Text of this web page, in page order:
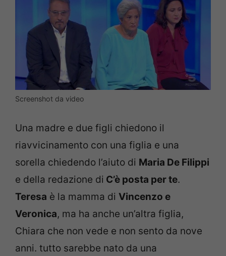
Screenshot da video
Una madre e due figli chiedono il
riavvicinamento con una figlia e una
sorella chiedendo l’aiuto di Maria De Filippi
e della redazione di C’è posta per te.
Teresa è la mamma di Vincenzo e
Veronica, ma ha anche un’altra figlia,
Chiara che non vede e non sento da nove
anni. tutto sarebbe nato da una